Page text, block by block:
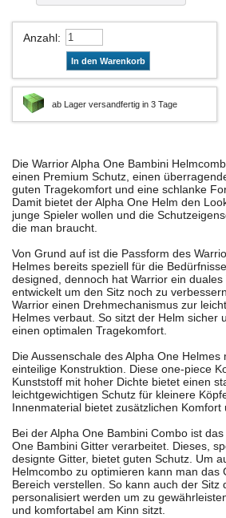
Anzahl:
In den Warenkorb
ab Lager versandfertig in 3 Tage
Die Warrior Alpha One Bambini
einen Premium Schutz, einen
guten Tragekomfort und eine schlanke
Damit bietet der Alpha One Helm den
junge Spieler wollen und die
die man braucht.
Von Grund auf ist die Passform des
Helmes bereits speziell für die
designed, dennoch hat Warrior ein duales
entwickelt um den Sitz noch zu
Warrior einen Drehmechanismus zur
Helmes verbaut. So sitzt der Helm sicher
einen optimalen Tragekomfort.
Die Aussenschale des Alpha One Helmes
einteilige Konstruktion. Diese one-piece
Kunststoff mit hoher Dichte bietet einen
leichtgewichtigen Schutz für kleinere
Innenmaterial bietet zusätzlichen Komfort
Bei der Alpha One Bambini Combo ist
One Bambini Gitter verarbeitet. Dieses,
designte Gitter, bietet guten Schutz. Um
Helmcombo zu optimieren kann man das
Bereich verstellen. So kann auch der Sitz
personalisiert werden um zu
und komfortabel am Kinn sitzt.